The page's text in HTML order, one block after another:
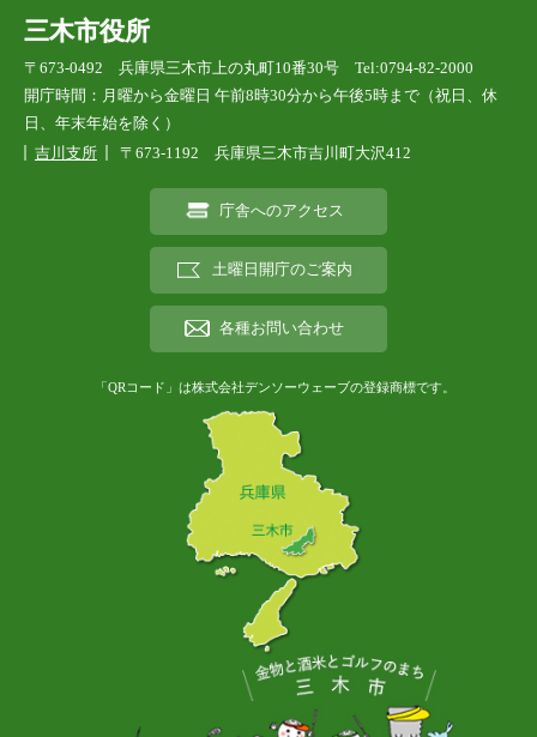
三木市役所
〒673-0492 兵庫県三木市上の丸町10番30号 Tel:0794-82-2000
開庁時間：月曜から金曜日 午前8時30分から午後5時まで（祝日、休
日、年末年始を除く）
吉川支所
〒673-1192 兵庫県三木市吉川町大沢412
庁舎へのアクセス
土曜日開庁のご案内
各種お問い合わせ
「QRコード」は株式会社デンソーウェーブの登録商標です。